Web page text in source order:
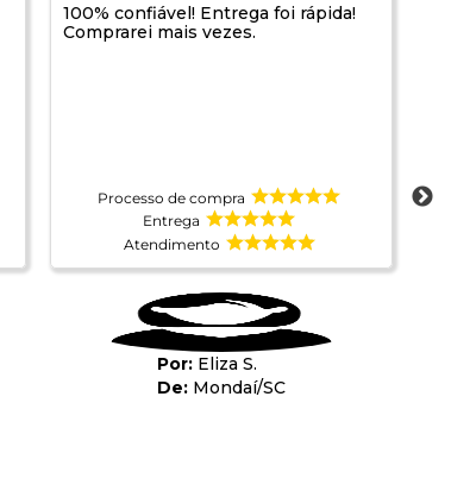
100% confiável! Entrega foi rápida!
Comprarei mais vezes.
Processo de compra
Entrega
Atendimento
Eliza S.
Mondaí/SC